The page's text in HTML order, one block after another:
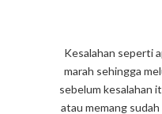
Kesalahan seperti
marah sehingga
sebelum kesalahan
atau memang